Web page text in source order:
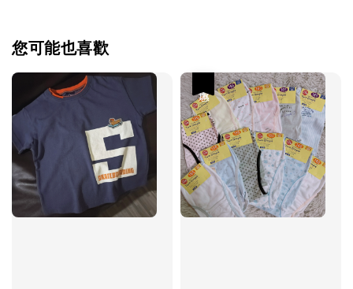
您可能也喜歡